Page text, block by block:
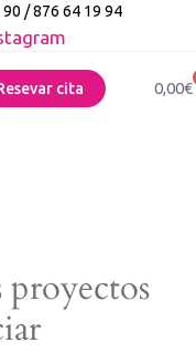
/ 876 64 19 94
cita 0,00€
proyectos